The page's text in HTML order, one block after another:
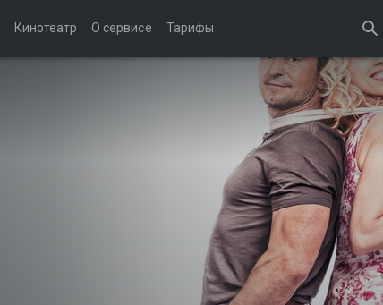
Кинотеатр О сервисе Тарифы